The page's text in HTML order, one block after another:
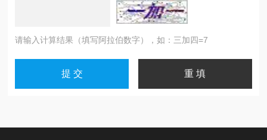
请输入计算结果（填写阿拉伯数字），如：三加四=7